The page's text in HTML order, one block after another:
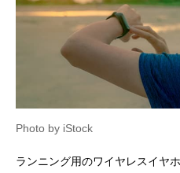
Amazonで見る
JVCケンウッド
Victor HA-NP50T
Audio Technica(オ
ーディオテクニ
ATH-AC5TW
Photo by iStock
ランニング用のワイヤレスイヤ